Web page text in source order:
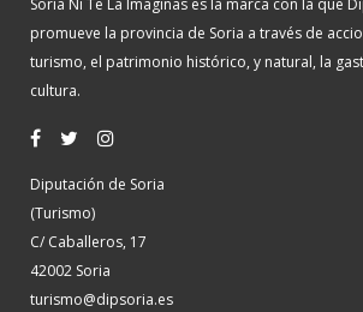
Soria Ni Te La Imaginas es la marca con la que
promueve la provincia de Soria a través de
turismo, el patrimonio histórico, y natural, la
cultura.
Diputación de Soria
(Turismo)
C/ Caballeros, 17
42002 Soria
turismo@dipsoria.es